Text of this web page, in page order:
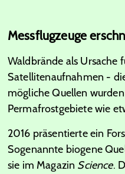
Messflugzeuge
Waldbrände als Ursache
Satellitenaufnahmen -
mögliche Quellen
Permafrostgebiete wie
2016 präsentierte ein
Sogenannte biogene
sie im Magazin Science.